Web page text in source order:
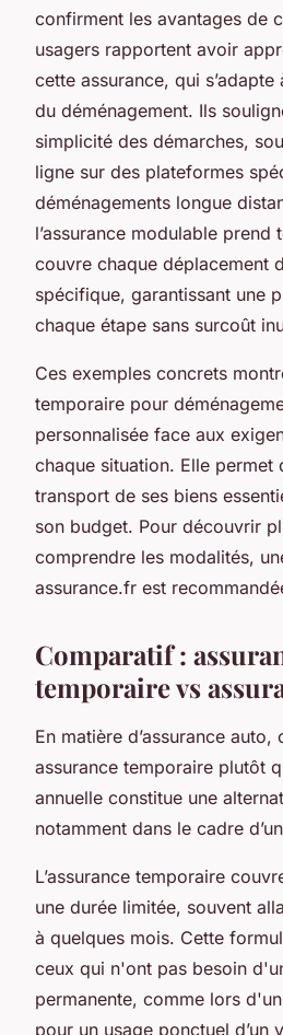
confirment les avantages de
usagers rapportent avoir
cette assurance, qui
du déménagement. Ils
simplicité des démarches,
ligne sur des plateformes
déménagements longue
l’assurance modulable prend
couvre chaque déplacement
spécifique, garantissant une
chaque étape sans surcoût
Ces exemples concrets
temporaire pour
personnalisée face aux
chaque situation. Elle permet
transport de ses biens
son budget. Pour découvrir
comprendre les modalités,
assurance.fr est
Comparatif :
temporaire vs
En matière d’assurance
assurance temporaire plutôt
annuelle constitue une
notamment dans le cadre
L’assurance temporaire
une durée limitée, souvent
à quelques mois. Cette
ceux qui n'ont pas besoin
permanente, comme lors
pour un usage ponctuel d’un